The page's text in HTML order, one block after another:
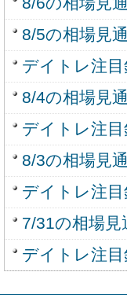
8/5の相場見
デイトレ注目
8/4の相場見
デイトレ注目
8/3の相場見
デイトレ注目
7/31の相場見
デイトレ注目